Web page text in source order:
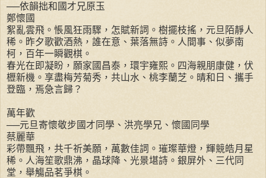
──依韻拙和國才兄原玉
鄭懷國
絮亂雲飛。悵風狂雨驟，怎賦新詞。樹擺枝搖，元旦陌靜人
稀。昨夕歌歡酒熱，誰在意、葉落無詩。人間事、似夢南
柯，百年一瞬觀棋。
春光在即凝盼，願家國昌泰，環宇雍熙。四海親朋康健，伏
櫪新機。享盡梅芳菊秀，共山水、桃李蘭芝。晴和日、攜手
登臨，焉急言歸？
萬年歡
──元旦寄懷敬步國才同學、洪亮學兄、懷國同學
蔡麗華
彩帶飄飛，共千祈美願，萬數佳詞。璀璨華燈，輝競皓月星
稀。人海笙歌鼎沸，晶球降、光景堪詩。銀屏外、三代同
堂，舉觴品茗爭棋。